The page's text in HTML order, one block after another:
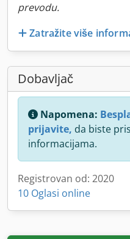
prevodu.
Zatražite više
Dobavljač
Napomena:
prijavite, da biste
informacijama.
Registrovan od: 2020
10 Oglasi online